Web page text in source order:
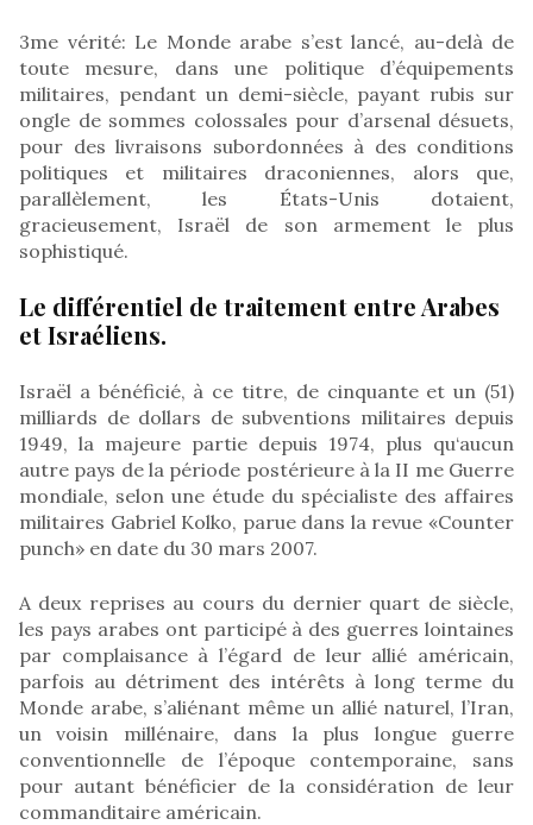
3me vérité: Le Monde arabe s’est lancé, au-delà de
toute mesure, dans une politique d’équipements
militaires, pendant un demi-siècle, payant rubis sur
ongle de sommes colossales pour d’arsenal désuets,
pour des livraisons subordonnées à des conditions
politiques et militaires draconiennes, alors que,
parallèlement, les États-Unis dotaient,
gracieusement, Israël de son armement le plus
sophistiqué.
Le différentiel de traitement entre Arabes
et Israéliens.
Israël a bénéficié, à ce titre, de cinquante et un (51)
milliards de dollars de subventions militaires depuis
1949, la majeure partie depuis 1974, plus qu‘aucun
autre pays de la période postérieure à la II me Guerre
mondiale, selon une étude du spécialiste des affaires
militaires Gabriel Kolko, parue dans la revue «Counter
punch» en date du 30 mars 2007.
A deux reprises au cours du dernier quart de siècle,
les pays arabes ont participé à des guerres lointaines
par complaisance à l’égard de leur allié américain,
parfois au détriment des intérêts à long terme du
Monde arabe, s’aliénant même un allié naturel, l’Iran,
un voisin millénaire, dans la plus longue guerre
conventionnelle de l’époque contemporaine, sans
pour autant bénéficier de la considération de leur
commanditaire américain.